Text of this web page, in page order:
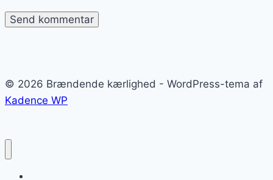
© 2026 Brændende kærlighed - WordPress-tema af
Kadence WP